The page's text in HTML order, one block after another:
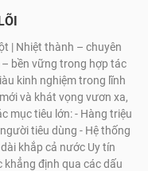
| Nhiệt thành – chuyên
bền vững trong hợp tác
kinh nghiệm trong lĩnh
và khát vọng vươn xa,
mục tiêu lớn: - Hàng triệu
tiêu dùng - Hệ thống
khắp cả nước Uy tín
khẳng định qua các dấu